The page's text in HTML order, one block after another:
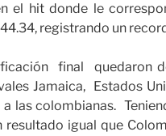
el hit donde le
registrando un
final quedaron
Jamaica, Estados
a las colombianas.
resultado igual que